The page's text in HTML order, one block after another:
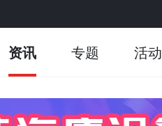
资讯 专题 活动